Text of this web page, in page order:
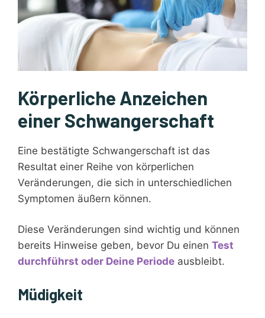
Körperliche Anzeichen
einer Schwangerschaft
Eine bestätigte Schwangerschaft ist das
Resultat einer Reihe von körperlichen
Veränderungen, die sich in unterschiedlichen
Symptomen äußern können.
Diese Veränderungen sind wichtig und können
bereits Hinweise geben, bevor Du einen Test
durchführst oder Deine Periode ausbleibt.
Müdigkeit